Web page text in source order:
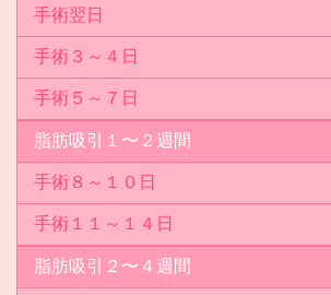
手術翌日
手術３～４日
手術５～７日
脂肪吸引１〜２週間
手術８～１０日
手術１１～１４日
脂肪吸引２〜４週間